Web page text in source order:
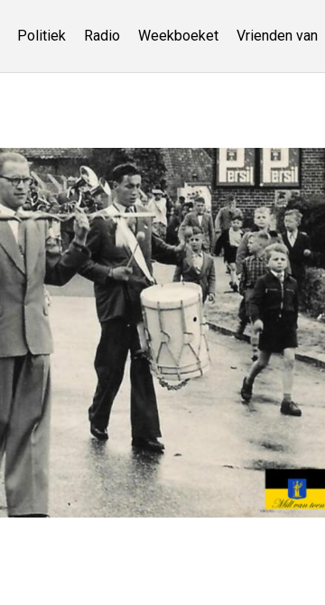
Politiek Radio Weekboeket Vrienden van